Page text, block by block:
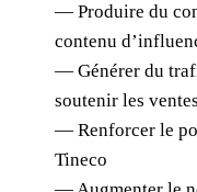
— Produire du
contenu
— Générer du
soutenir les ventes
— Renforcer le
Tineco